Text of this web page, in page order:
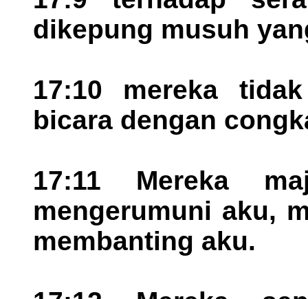
dikepung musuh
17:10 mereka
bicara dengan
17:11 Mereka
mengerumuni aku,
membanting aku.